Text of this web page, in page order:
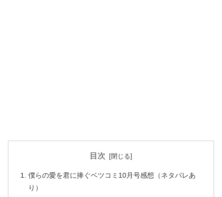
目次
僕らの愛を君に捧ぐベツコミ10月号感想（ネタバレあ
り）